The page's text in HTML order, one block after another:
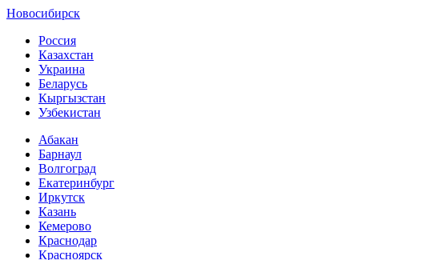
Новосибирск
Россия
Казахстан
Украина
Беларусь
Кыргызстан
Узбекистан
Абакан
Барнаул
Волгоград
Екатеринбург
Иркутск
Казань
Кемерово
Краснодар
Красноярск